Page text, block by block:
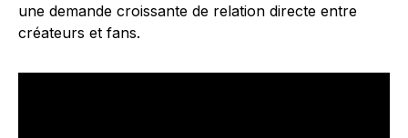
une demande croissante de relation directe entre
créateurs et fans.